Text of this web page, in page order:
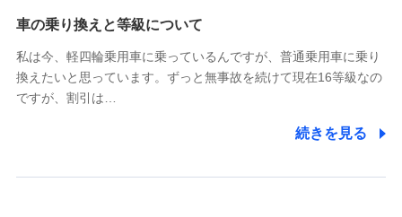
(https://www.tokiomarine-x.co.jp/)
(https://pshoken.co.jp/)
リトルファミリー少額短期保険株式会社
(https://www.littlefamily-ssi.com/)
郵便、電話、およびＥメール等により、当社と取引のあるも
車の乗り換えと等級について
私は今、軽四輪乗用車に乗っているんですが、普通乗用車に乗り
換えたいと思っています。ずっと無事故を続けて現在16等級なの
ですが、割引は…
続きを見る